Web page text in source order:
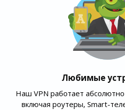
Любимые
Наш VPN работает
включая роутеры, Smart-